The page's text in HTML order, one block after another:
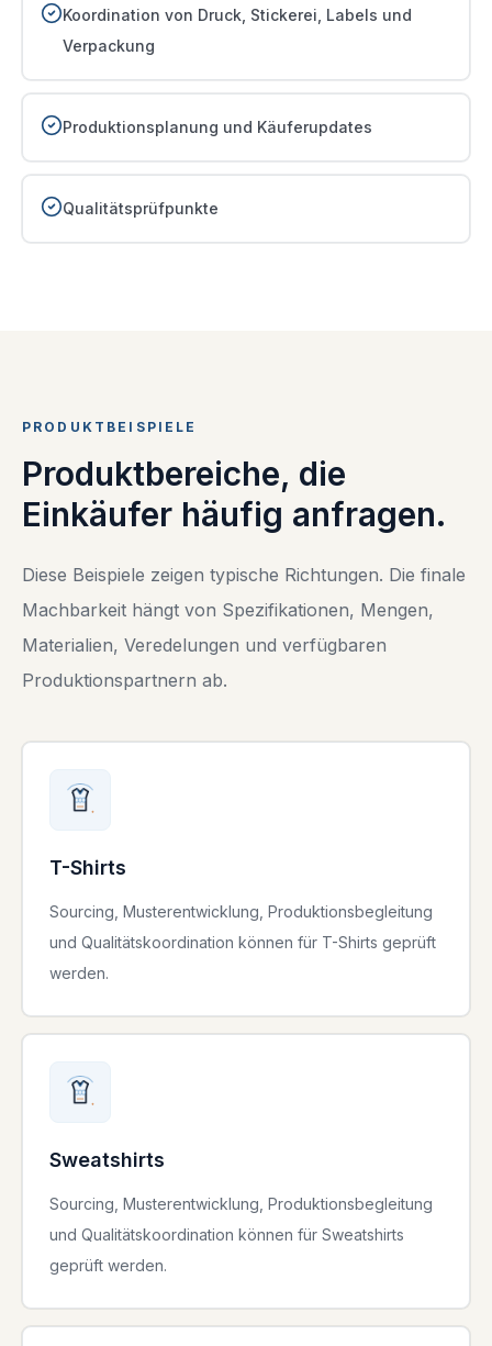
Koordination von Druck, Stickerei, Labels und
Verpackung
Produktionsplanung und Käuferupdates
Qualitätsprüfpunkte
PRODUKTBEISPIELE
Produktbereiche, die
Einkäufer häufig anfragen.
Diese Beispiele zeigen typische Richtungen. Die finale
Machbarkeit hängt von Spezifikationen, Mengen,
Materialien, Veredelungen und verfügbaren
Produktionspartnern ab.
T-Shirts
Sourcing, Musterentwicklung, Produktionsbegleitung
und Qualitätskoordination können für T-Shirts geprüft
werden.
Sweatshirts
Sourcing, Musterentwicklung, Produktionsbegleitung
und Qualitätskoordination können für Sweatshirts
geprüft werden.